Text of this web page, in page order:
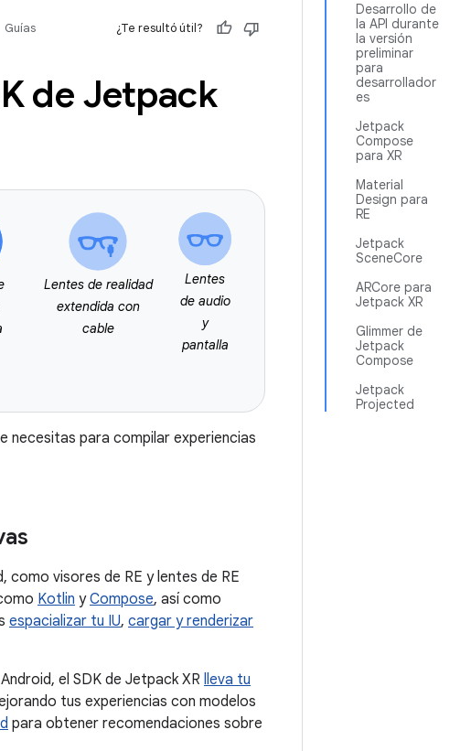
Desarrollo de
la API durante
la versión
preliminar
para
desarrollador
es
Jetpack
Compose
para XR
Material
Design para
RE
Jetpack
SceneCore
ARCore para
Jetpack XR
Glimmer de
Jetpack
Compose
Jetpack
Projected
Guías ¿Te resultó útil?
de Jetpack
Lentes de realidad
extendida con
cable
Lentes
de audio
y
pantalla
necesitas para compilar experiencias
visores de RE y lentes de RE
Kotlin yCompose, así como
espacializar tu IU, cargar y renderizar
el SDK de Jetpack XR lleva tu
tus experiencias con modelos
para obtener recomendaciones sobre